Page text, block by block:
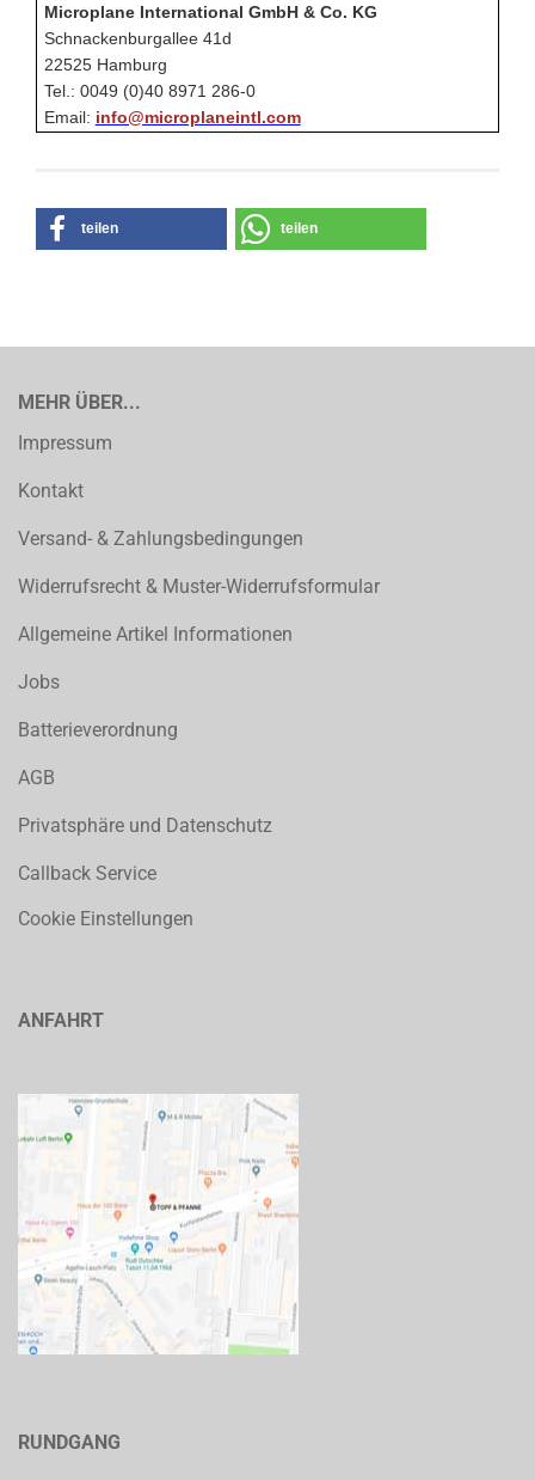
Microplane International GmbH & Co. KG
Schnackenburgallee 41d
22525 Hamburg
Tel.: 0049 (0)40 8971 286-0
Email: info@microplaneintl.com
teilen teilen
MEHR ÜBER...
Impressum
Kontakt
Versand- & Zahlungsbedingungen
Widerrufsrecht & Muster-Widerrufsformular
Allgemeine Artikel Informationen
Jobs
Batterieverordnung
AGB
Privatsphäre und Datenschutz
Callback Service
Cookie Einstellungen
ANFAHRT
RUNDGANG